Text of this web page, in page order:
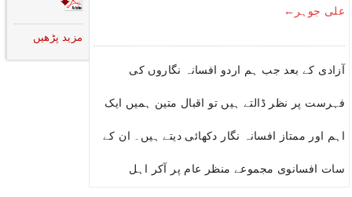
علی جوہر←
آزادی کے بعد جب ہم اردو افسانہ نگاروں کی
فہرست پر نظر ڈالتے ہیں تو اقبال متین ہمیں ایک
اہم اور ممتاز افسانہ نگار دکھائی دیتے ہیں۔ ان کے
سات افسانوی مجموعے منظر عام پر آکر اہل
مزید پڑھیں